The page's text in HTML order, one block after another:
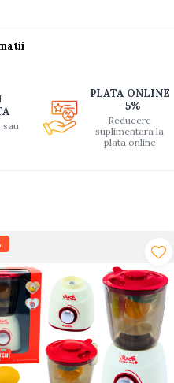
sau
PLATA ONLINE
-5%
Reducere
suplimentara la
plata online